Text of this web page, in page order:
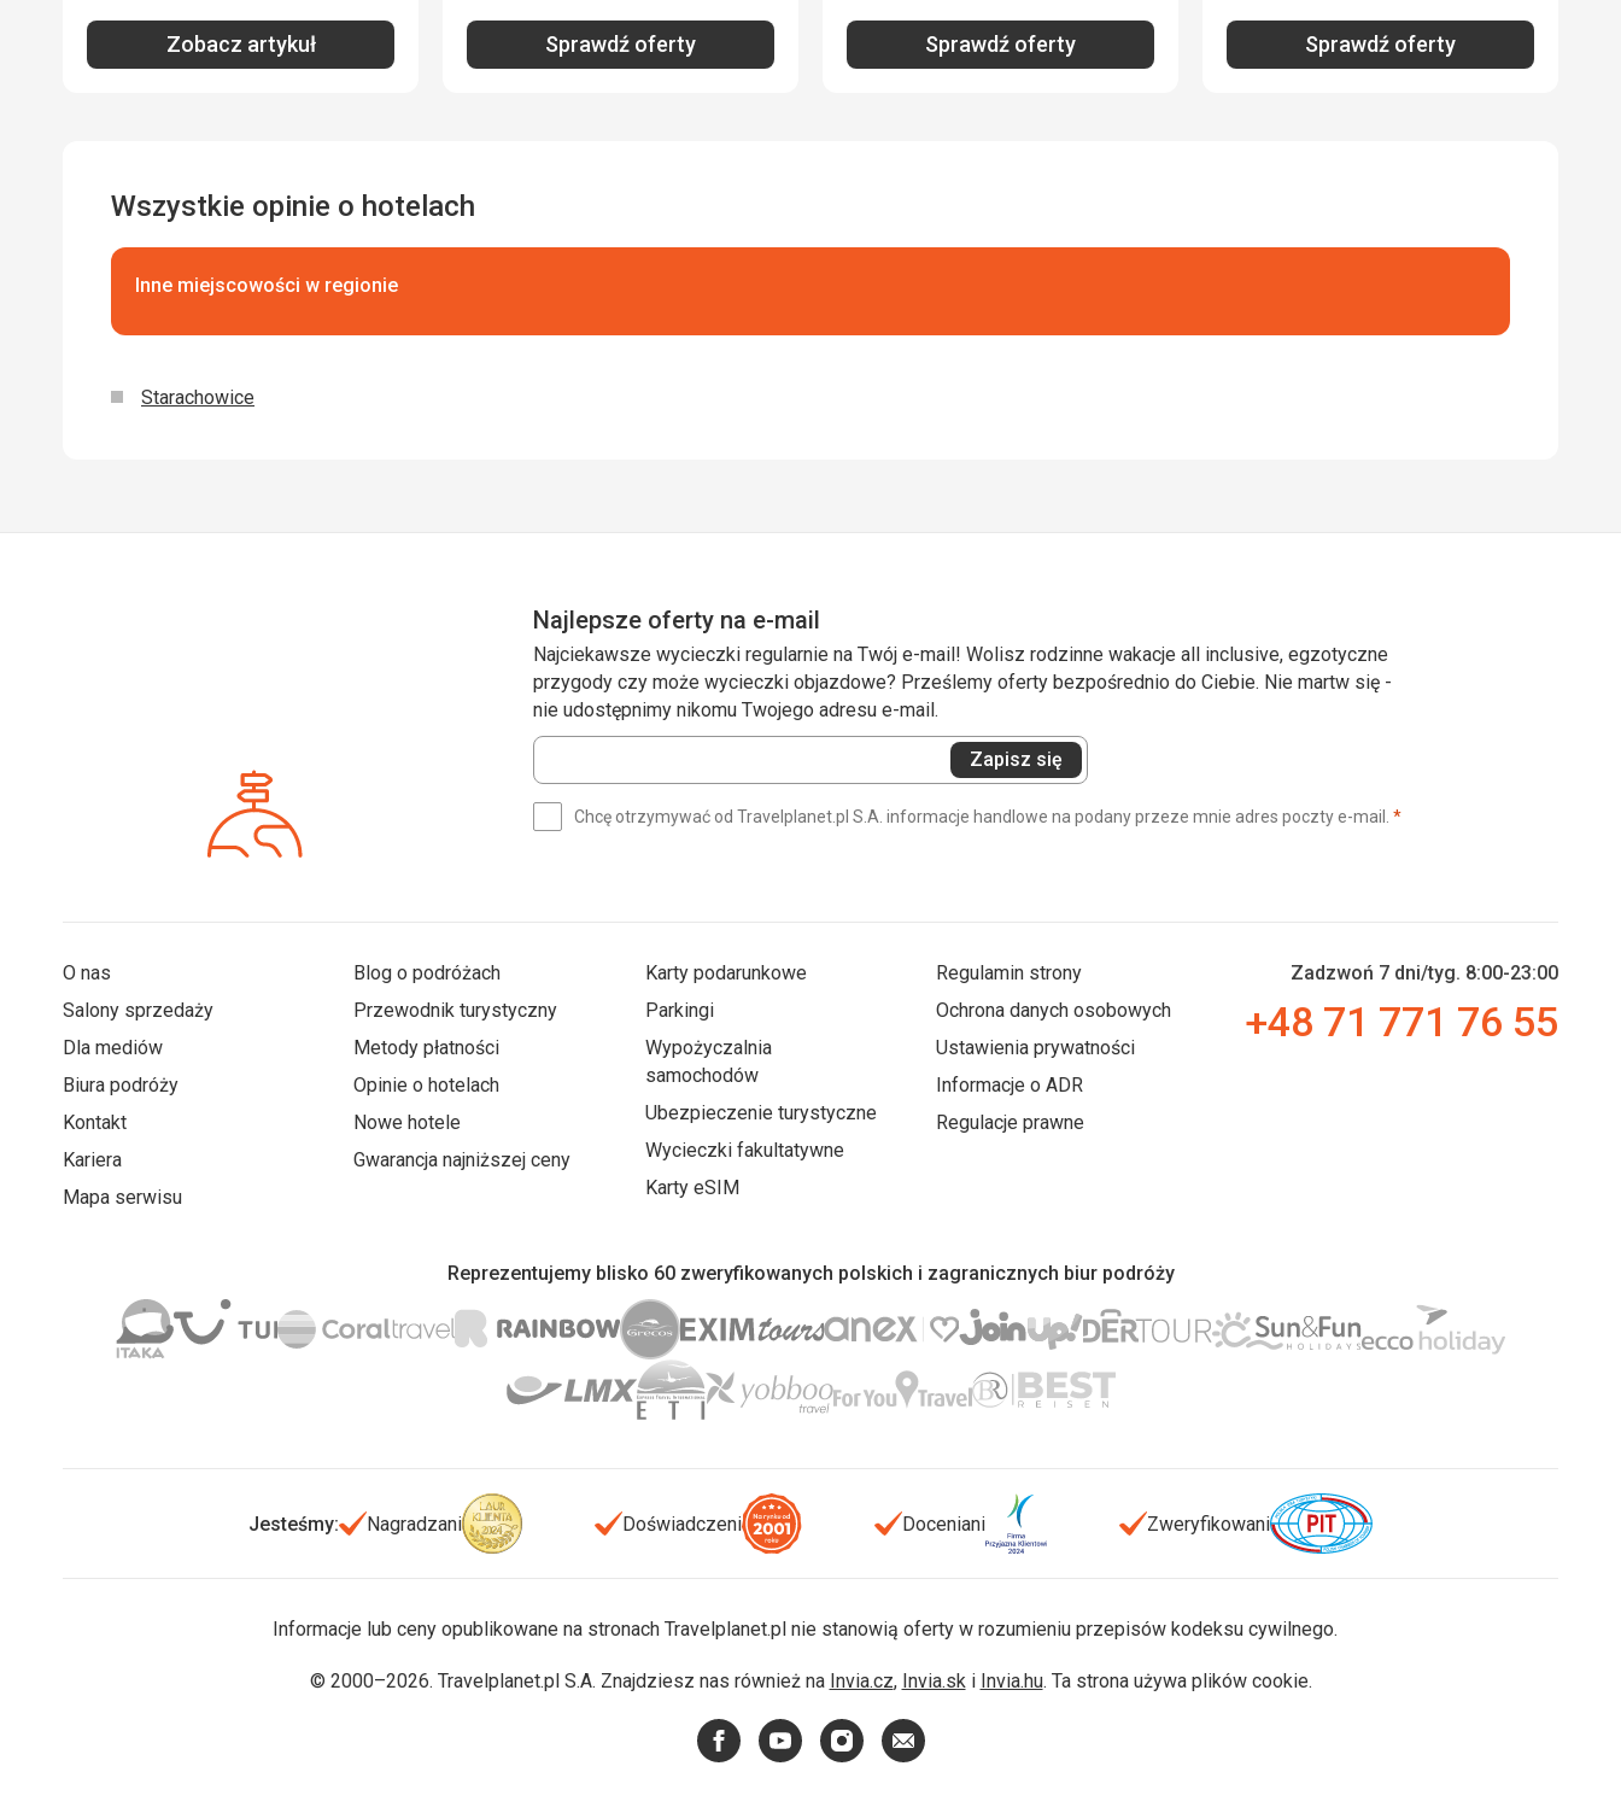
Zobacz artykuł Sprawdź oferty Sprawdź oferty Sprawdź oferty
Wszystkie opinie o hotelach
Inne miejscowości w regionie
Starachowice
Najlepsze oferty na e-mail
Najciekawsze wycieczki regularnie na Twój e-mail! Wolisz rodzinne wakacje all inclusive, egzotyczne
przygody czy może wycieczki objazdowe? Prześlemy oferty bezpośrednio do Ciebie. Nie martw się -
nie udostępnimy nikomu Twojego adresu e-mail.
Wprowadź
swój
Zapisz się
Chcę otrzymywać od Travelplanet.pl S.A. informacje handlowe na podany przeze mnie adres poczty e-mail. *(wymagane)
O nas
Salony sprzedaży
Dla mediów
Biura podróży
Kontakt
Kariera
Mapa serwisu
Blog o podróżach
Przewodnik turystyczny
Metody płatności
Opinie o hotelach
Nowe hotele
Gwarancja najniższej ceny
Karty podarunkowe
Parkingi
Wypożyczalnia
samochodów
Ubezpieczenie turystyczne
Wycieczki fakultatywne
Karty eSIM
Regulamin strony
Ochrona danych osobowych
Ustawienia prywatności
Informacje o ADR
Regulacje prawne
Zadzwoń 7 dni/tyg. 8:00-23:00
+48 71 771 76 55
Reprezentujemy blisko 60 zweryfikowanych polskich i zagranicznych biur podróży
Jesteśmy: Nagradzani Doświadczeni Doceniani Zweryfikowani
Informacje lub ceny opublikowane na stronach Travelplanet.pl nie stanowią oferty w rozumieniu przepisów kodeksu cywilnego.
© 2000–2026. Travelplanet.pl S.A. Znajdziesz nas również na Invia.cz, Invia.ski Invia.hu. Ta strona używa plików cookie.
FacebookYouTubeInstagram
E-